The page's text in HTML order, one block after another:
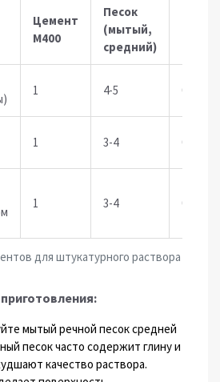
для штукатурного раствора на
Цемент
М400
Песок
(мытый,
средний)
1 4-5 0
1 3-4 0.5-1
1 3-4 0
мытый речной песок средней
песок часто содержит глину и
качество раствора.